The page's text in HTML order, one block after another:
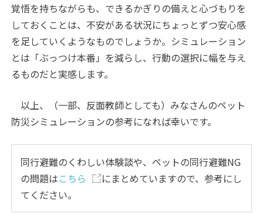
覚悟を持ちながらも、できるかぎりの備えと心づもりを
しておくことは、不安がある状況にちょっとずつ安心感
を足していくようなものでしょうか。シミュレーション
とは「ぶっつけ本番」を減らし、行動の選択に幅を与え
るものだと実感します。
以上、（一部、反面教師としても）みなさんのペット
防災シミュレーションの参考になれば幸いです。
同行避難のくわしい体験談や、ペットの同行避難NG
の問題はこちら
にまとめていますので、参考にし
てください。